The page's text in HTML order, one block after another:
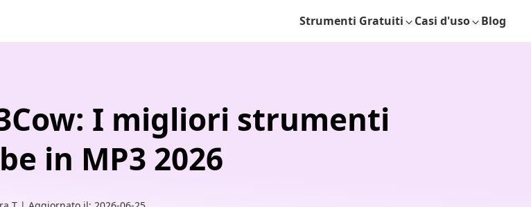
Strumenti Gratuiti Casi d'uso Blog
I migliori strumenti
in MP3 2026